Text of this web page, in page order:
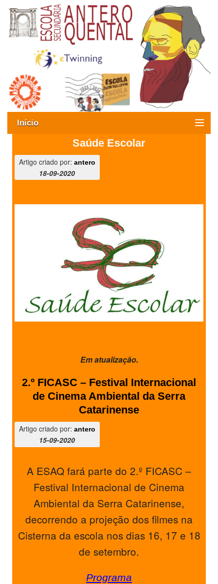
Início
Oferta formativa
ESAQ
@oficina.do.largo
@clube_robotica.esaq
ALUNOS
PROFESSORES
ENC. DE EDUCAÇÃO
Saúde Escolar
Artigo criado por: antero
18-09-2020
Em atualização.
2.º FICASC – Festival Internacional
de Cinema Ambiental da Serra
Catarinense
Artigo criado por: antero
15-09-2020
A ESAQ fará parte do 2.º FICASC –
Festival Internacional de Cinema
Ambiental da Serra Catarinense,
decorrendo a projeção dos filmes na
Cisterna da escola nos dias 16, 17 e 18
de setembro.
Programa